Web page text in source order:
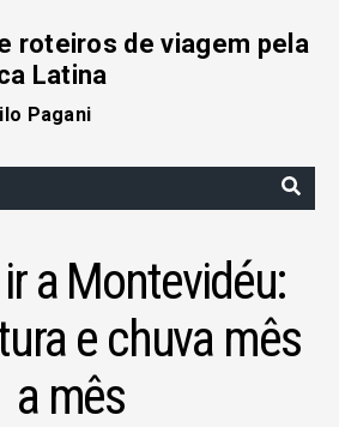
roteiros de viagem pela
Latina
Pagani
a Montevidéu:
e chuva mês
a mês